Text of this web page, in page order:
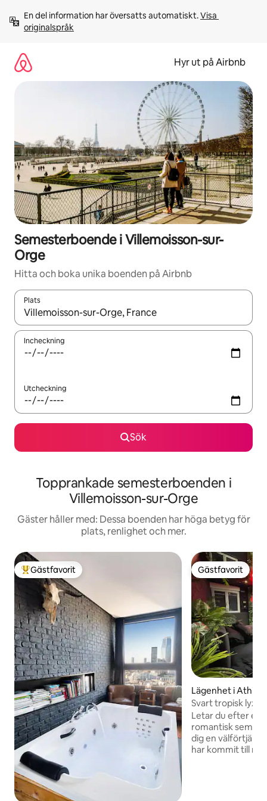
innehåll
En del information har översatts automatiskt. Visa
originalspråk
Hyr ut på Airbnb
Semesterboende i Villemoisson-sur-
Orge
Hitta och boka unika boenden på Airbnb
Plats
När resultaten är tillgängliga kan du navigera med upp- och
Incheckning
Utcheckning
Sök
Topprankade semesterboenden i
Villemoisson-sur-Orge
Gäster håller med: Dessa boenden har höga betyg för
plats, renlighet och mer.
Populär gästfavorit
Gästfavorit Gästfavorit
Gästfavorit
Lägenhet i Athis-
Svart tropisk lyxig
Letar du efter ett
romantisk
dig en välförtjänt
har kommit till